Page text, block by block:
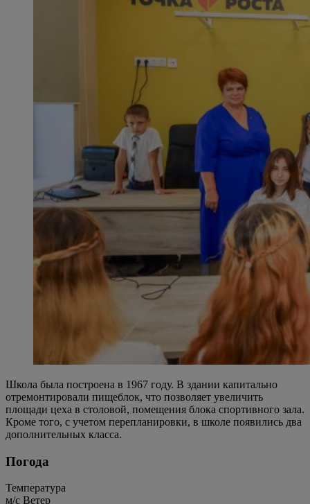
Школа была построена в 1967 году. В здании капитально
отремонтировали пищеблок, что позволяет увеличить
площади цеха в столовой, помещения блока спортивного зала.
Кроме того, с учетом перепланировки, в школе появились два
дополнительных класса.
Погода
Температура
м/c Ветер